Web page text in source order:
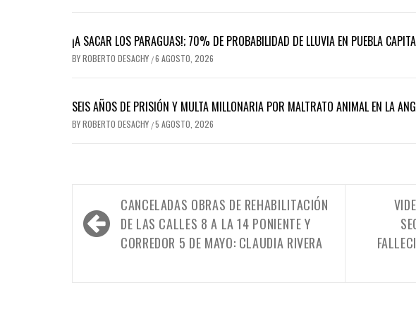
¡A SACAR LOS PARAGUAS!; 70% DE PROBABILIDAD DE LLUVIA EN PUEBLA
BYROBERTO DESACHY /6 AGOSTO, 2026
SEIS AÑOS DE PRISIÓN Y MULTA MILLONARIA POR MALTRATO ANIMAL EN LA
BYROBERTO DESACHY /5 AGOSTO, 2026
Navegación
de
entradas
CANCELADAS OBRAS DE REHABILITACIÓN
DE LAS CALLES 8 A LA 14 PONIENTE Y
CORREDOR 5 DE MAYO: CLAUDIA RIVERA